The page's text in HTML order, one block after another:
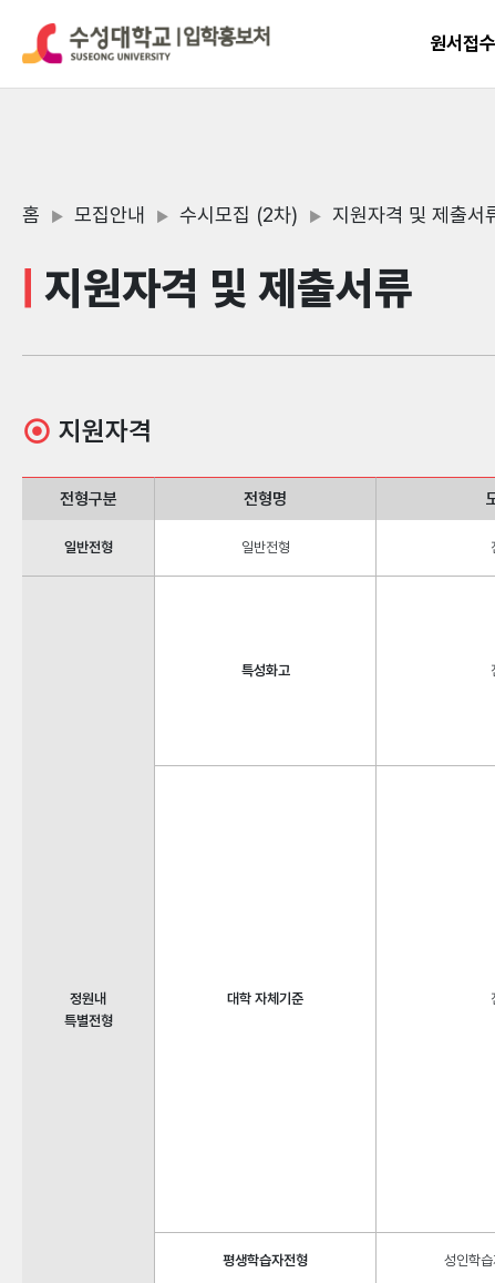
원서접수
홈 ▶ 모집안내 ▶ 수시모집 (2차) ▶ 지원자격 및 제출서
지원자격 및 제출서류
⊙ 지원자격
전형구분 전형명
일반전형 일반전형
정원내
특별전형
특성화고
대학 자체기준
평생학습자전형 성인학